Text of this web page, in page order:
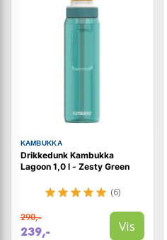
KAMBUKKA
Drikkedunk Kambukka
Lagoon 1,0 l - Zesty Green
(6)
290,-
239,- Vis